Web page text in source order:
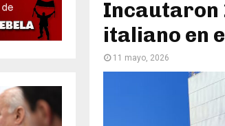
Incautaron
italiano en
11 mayo, 2026